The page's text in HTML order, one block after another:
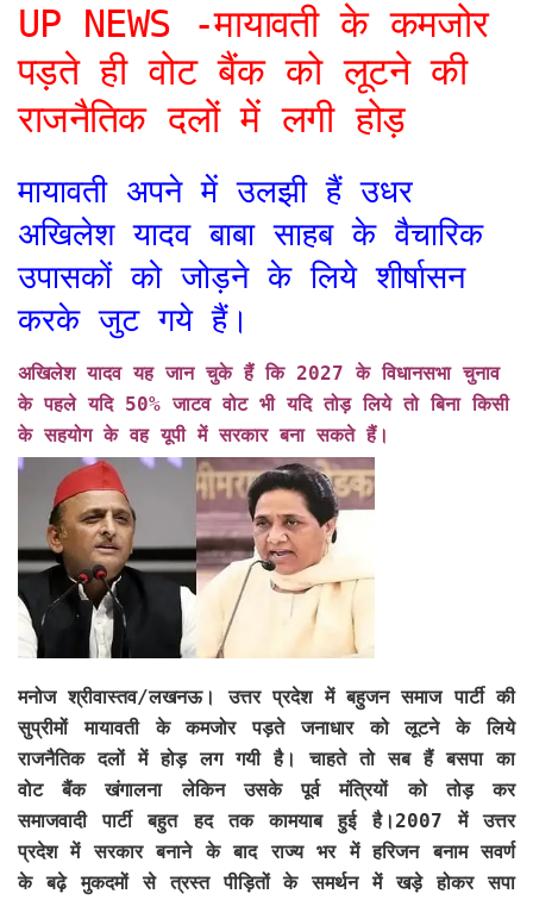
UP NEWS -मायावती के कमजोर
पड़ते ही वोट बैंक को लूटने की
राजनैतिक दलों में लगी होड़
मायावती अपने में उलझी हैं उधर
अखिलेश यादव बाबा साहब के वैचारिक
उपासकों को जोड़ने के लिये शीर्षासन
करके जुट गये हैं।
अखिलेश यादव यह जान चुके हैं कि 2027 के विधानसभा चुनाव
के पहले यदि 50% जाटव वोट भी यदि तोड़ लिये तो बिना किसी
के सहयोग के वह यूपी में सरकार बना सकते हैं।
मनोज श्रीवास्तव/लखनऊ।
उत्तर प्रदेश में बहुजन समाज पार्टी की
सुप्रीमों मायावती के कमजोर पड़ते जनाधार को लूटने के लिये
राजनैतिक दलों में होड़ लग गयी है। चाहते तो सब हैं बसपा का
वोट बैंक खंगालना लेकिन उसके पूर्व मंत्रियों को तोड़ कर
समाजवादी पार्टी बहुत हद तक कामयाब हुई है।2007 में उत्तर
प्रदेश में सरकार बनाने के बाद राज्य भर में हरिजन बनाम सवर्ण
के बढ़े मुकदमों से त्रस्त पीड़ितों के समर्थन में खड़े होकर सपा